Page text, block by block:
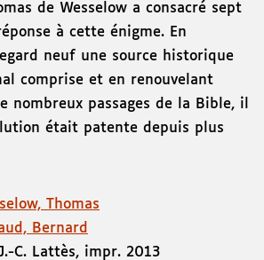
de Wesselow a consacré sept
à cette énigme. En
neuf une source historique
comprise et en renouvelant
nombreux passages de la Bible, il
était patente depuis plus
Thomas
Bernard
C. Lattès, impr. 2013